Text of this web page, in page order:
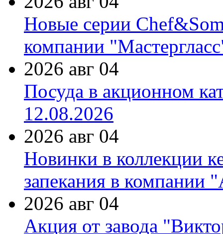
Новые серии
компании
2026 авг 04
Посуда в акционном
12.08.2026
2026 авг 04
Новинки в коллекции
запекания в компании
2026 авг 04
Акция от завода